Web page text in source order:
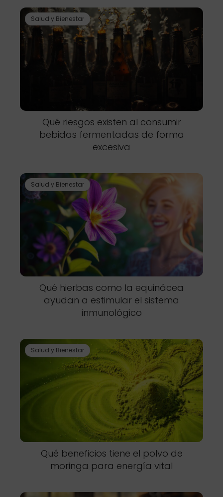
Salud y Bienestar
Qué riesgos existen al consumir
bebidas fermentadas de forma
excesiva
Salud y Bienestar
Qué hierbas como la equinácea
ayudan a estimular el sistema
inmunológico
Salud y Bienestar
Qué beneficios tiene el polvo de
moringa para energía vital